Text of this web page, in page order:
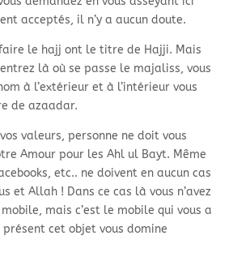
acceptés, il n’y a aucun doute.
le hajj ont le titre de Hajji. Mais
là où se passe le majaliss, vous
à l’extérieur et à l’intérieur vous
de azaadar.
valeurs, personne ne doit vous
Amour pour les Ahl ul Bayt. Même
etc.. ne doivent en aucun cas
et Allah ! Dans ce cas là vous n’avez
mais c’est le mobile qui vous a
présent cet objet vous domine